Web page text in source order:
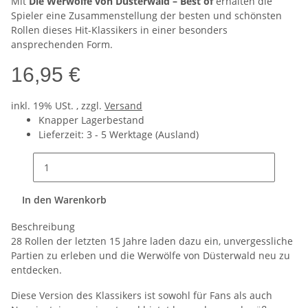
Spieler eine Zusammenstellung der besten und schönsten
Rollen dieses Hit-Klassikers in einer besonders
ansprechenden Form.
16,95 €
inkl. 19% USt. , zzgl. Versand
Knapper Lagerbestand
Lieferzeit: 3 - 5 Werktage (Ausland)
In den Warenkorb
Beschreibung
28 Rollen der letzten 15 Jahre laden dazu ein, unvergessliche
Partien zu erleben und die Werwölfe von Düsterwald neu zu
entdecken.
Diese Version des Klassikers ist sowohl für Fans als auch